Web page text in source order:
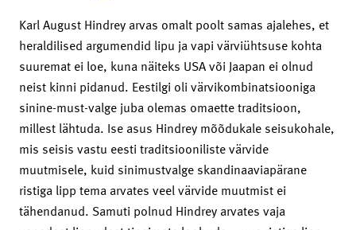
Karl August Hindrey arvas omalt poolt samas ajalehes, et
heraldilised argumendid lipu ja vapi värviühtsuse kohta
suuremat ei loe, kuna näiteks USA või Jaapan ei olnud
neist kinni pidanud. Eestilgi oli värvikombinatsiooniga
sinine-must-valge juba olemas omaette traditsioon,
millest lähtuda. Ise asus Hindrey mõõdukale seisukohale,
mis seisis vastu eesti traditsiooniliste värvide
muutmisele, kuid sinimustvalge skandinaaviapärane
ristiga lipp tema arvates veel värvide muutmist ei
tähendanud. Samuti polnud Hindrey arvates vaja